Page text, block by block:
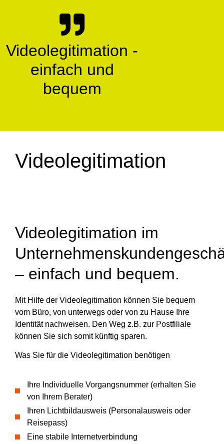
Videolegitimation -
einfach und
bequem
Videolegitimation
Videolegitimation im
– einfach und bequem.
Mit Hilfe der Videolegitimation können Sie bequem
vom Büro, von unterwegs oder von zu Hause Ihre
Identität nachweisen. Den Weg z.B. zur Postfiliale
können Sie sich somit künftig sparen.
Was Sie für die Videolegitimation benötigen
Ihre Individuelle Vorgangsnummer (erhalten Sie
von Ihrem Berater)
Ihren Lichtbildausweis (Personalausweis oder
Reisepass)
Eine stabile Internetverbindung